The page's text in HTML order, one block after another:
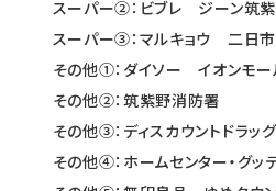
スーパー②：ビブレ ジーン筑
スーパー③：マルキョウ 二日
その他①：ダイソー イオンモ
その他②：筑紫野消防署
その他③：ディスカウントドラ
その他④：ホームセンター・グ